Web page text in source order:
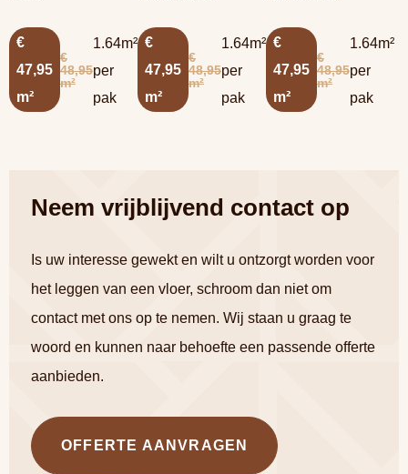
€
47,95
m²
€
48,95
m²
1.64m²
per
pak
€
47,95
m²
€
48,95
m²
1.64m²
per
pak
€
47,95
m²
€
48,95
m²
1.64m²
per
pak
Neem vrijblijvend contact op
Is uw interesse gewekt en wilt u ontzorgt worden voor
het leggen van een vloer, schroom dan niet om
contact met ons op te nemen. Wij staan u graag te
woord en kunnen naar behoefte een passende offerte
aanbieden.
OFFERTE AANVRAGEN